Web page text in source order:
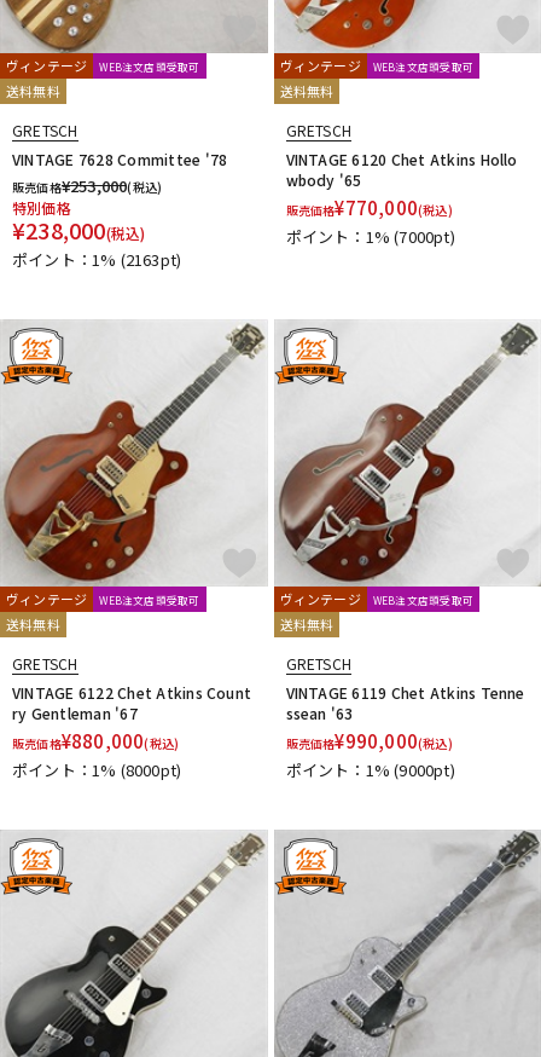
ヴィンテージ WEB注文店頭受取可
送料無料
GRETSCH
VINTAGE 7628 Committee '78
販売価格¥253,000(税込)
特別価格
¥238,000(税込)
ポイント：1% (2163pt)
ヴィンテージ WEB注文店頭受取可
送料無料
GRETSCH
VINTAGE 6120 Chet Atkins Hollo
wbody '65
販売価格¥770,000(税込)
ポイント：1%(7000pt)
ヴィンテージ WEB注文店頭受取可
送料無料
GRETSCH
VINTAGE 6122 Chet Atkins Count
ry Gentleman '67
販売価格¥880,000(税込)
ポイント：1% (8000pt)
ヴィンテージ WEB注文店頭受取可
送料無料
GRETSCH
VINTAGE 6119 Chet Atkins Tenne
ssean '63
販売価格¥990,000(税込)
ポイント：1%(9000pt)